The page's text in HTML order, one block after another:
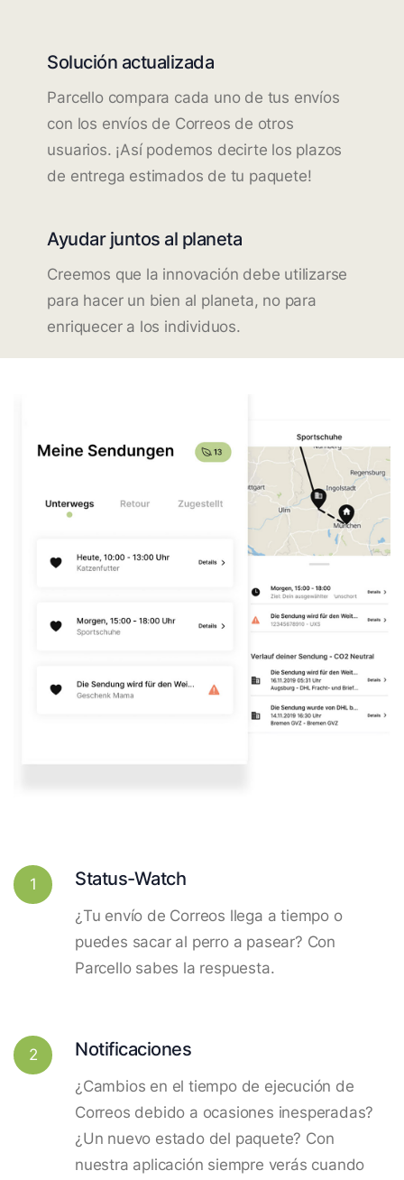
Solución actualizada
Parcello compara cada uno de tus envíos
con los envíos de Correos de otros
usuarios. ¡Así podemos decirte los plazos
de entrega estimados de tu paquete!
Ayudar juntos al planeta
Creemos que la innovación debe utilizarse
para hacer un bien al planeta, no para
enriquecer a los individuos.
1 Status-Watch
¿Tu envío de Correos llega a tiempo o
puedes sacar al perro a pasear? Con
Parcello sabes la respuesta.
2 Notificaciones
¿Cambios en el tiempo de ejecución de
Correos debido a ocasiones inesperadas?
¿Un nuevo estado del paquete? Con
nuestra aplicación siempre verás cuando